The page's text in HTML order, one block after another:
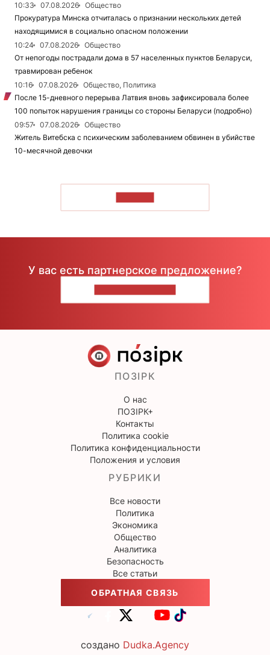
10:33
07.08.2026
Общество
Прокуратура Минска отчиталась о признании нескольких детей
находящимися в социально опасном положении
10:24
07.08.2026
Общество
От непогоды пострадали дома в 57 населенных пунктов Беларуси,
травмирован ребенок
10:16
07.08.2026
Общество, Политика
После 15-дневного перерыва Латвия вновь зафиксировала более
100 попыток нарушения границы со стороны Беларуси (подробно)
09:57
07.08.2026
Общество
Житель Витебска с психическим заболеванием обвинен в убийстве
10-месячной девочки
У вас есть партнерское предложение?
ПОЗІРК
О нас
ПОЗІРК+
Контакты
Политика cookie
Политика конфиденциальности
Положения и условия
РУБРИКИ
Все новости
Политика
Экономика
Общество
Аналитика
Безопасность
Все статьи
ОБРАТНАЯ СВЯЗЬ
создано Dudka.Agency